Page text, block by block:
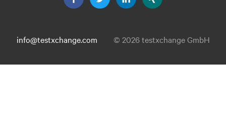
info@testxchange.com © 2026 testxchange GmbH